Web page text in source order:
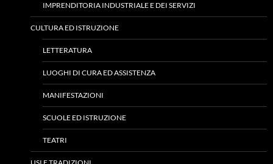
IMPRENDITORIA INDUSTRIALE E DEI SERVIZI
CULTURA ED ISTRUZIONE
LETTERATURA
LUOGHI DI CURA ED ASSISTENZA
MANIFESTAZIONI
SCUOLE ED ISTRUZIONE
TEATRI